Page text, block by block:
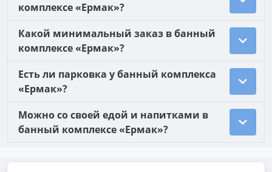
комплексе «Ермак»?
Какой минимальный заказ в банный
комплексе «Ермак»?
Есть ли парковка у банный комплекса
«Ермак»?
Можно со своей едой и напитками в
банный комплексе «Ермак»?